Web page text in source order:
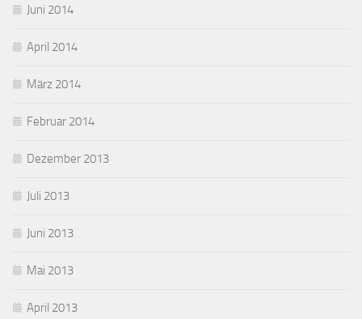
Juni 2014
April 2014
März 2014
Februar 2014
Dezember 2013
Juli 2013
Juni 2013
Mai 2013
April 2013